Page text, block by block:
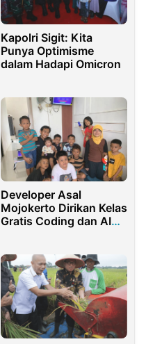
Kapolri Sigit: Kita
Punya Optimisme
dalam Hadapi Omicron
Developer Asal
Mojokerto Dirikan Kelas
Gratis Coding dan AI